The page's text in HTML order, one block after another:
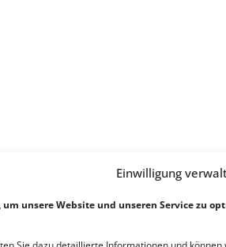
Einwilligung
um unsere Website und unseren Service zu